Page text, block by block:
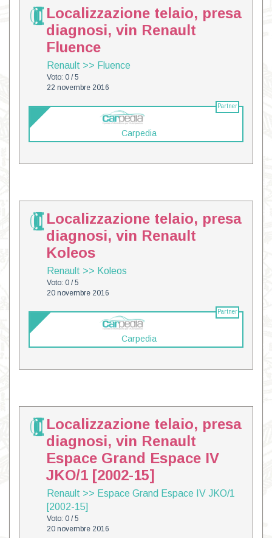
Localizzazione telaio, presa
diagnosi, vin Renault
Fluence
Renault >> Fluence
Voto: 0 / 5
22 novembre 2016
Partner
Carpedia
Localizzazione telaio, presa
diagnosi, vin Renault
Koleos
Renault >> Koleos
Voto: 0 / 5
20 novembre 2016
Partner
Carpedia
Localizzazione telaio, presa
diagnosi, vin Renault
Espace Grand Espace IV
JKO/1 [2002-15]
Renault >> Espace Grand Espace IV JKO/1
[2002-15]
Voto: 0 / 5
20 novembre 2016